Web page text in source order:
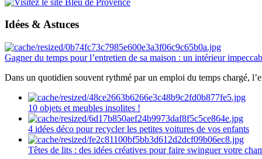
Idées & Astuces
Gagner du temps pour l’entretien de sa maison : un intérieur
Dans un quotidien souvent rythmé par un emploi du temps chargé,
10 objets et meubles insolites !
4 idées déco pour recycler les petites voitures de vos enfants
Têtes de lits : des idées créatives pour faire swinguer votre